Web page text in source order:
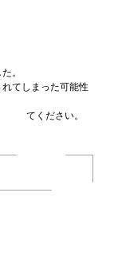
。
てしまった可能性
してください。